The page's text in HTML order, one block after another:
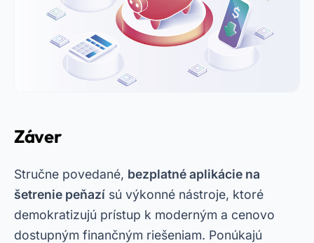
Záver
Stručne povedané, bezplatné aplikácie na
šetrenie peňazí sú výkonné nástroje, ktoré
demokratizujú prístup k moderným a cenovo
dostupným finančným riešeniam. Ponúkajú